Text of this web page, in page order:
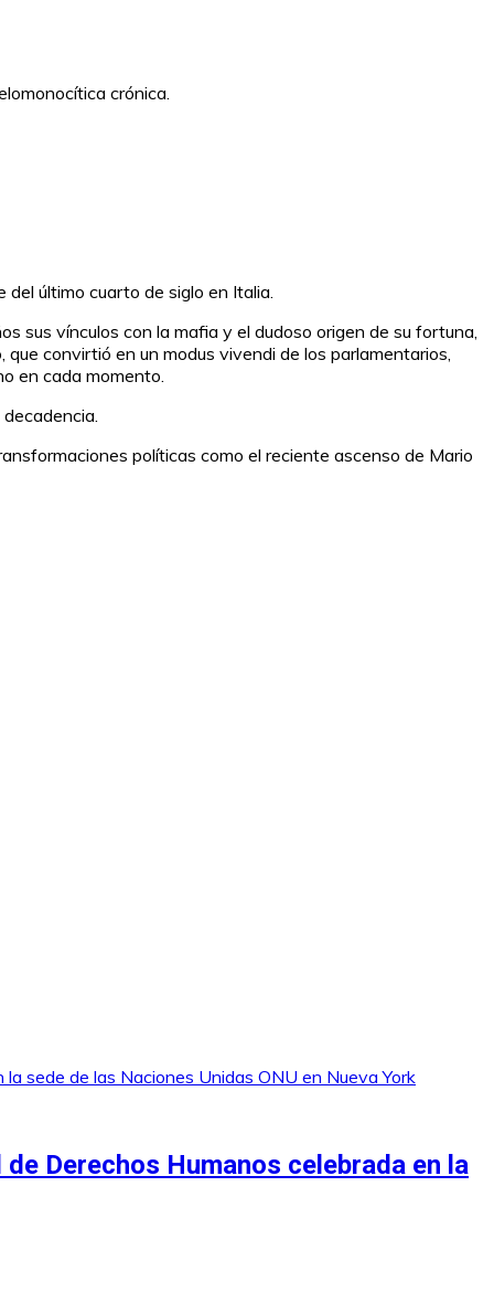
crónica.
último cuarto de siglo en Italia.
sus vínculos con la mafia y el dudoso origen de su fortuna,
convirtió en un modus vivendi de los parlamentarios,
en cada momento.
políticas como el reciente ascenso de Mario
Derechos Humanos celebrada en la